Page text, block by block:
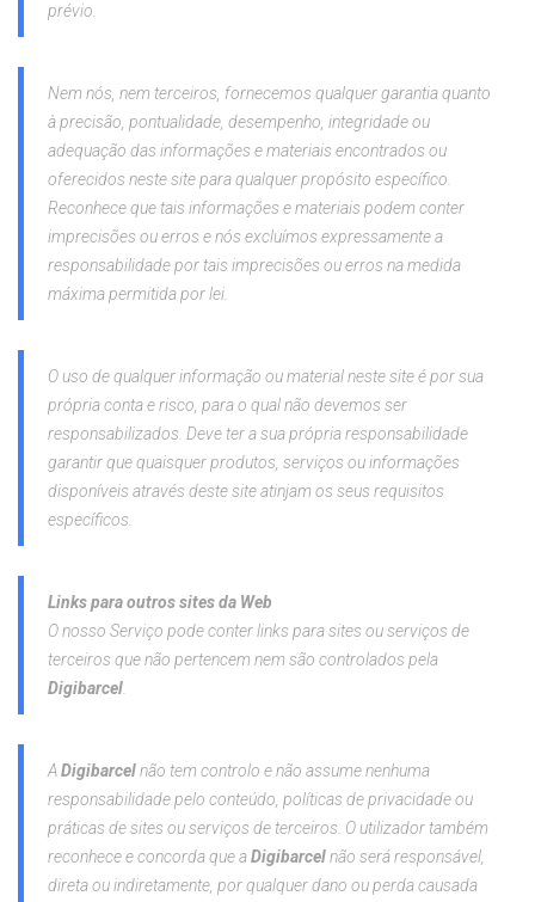
prévio.
Nem nós, nem terceiros, fornecemos qualquer garantia quanto
à precisão, pontualidade, desempenho, integridade ou
adequação das informações e materiais encontrados ou
oferecidos neste site para qualquer propósito específico.
Reconhece que tais informações e materiais podem conter
imprecisões ou erros e nós excluímos expressamente a
responsabilidade por tais imprecisões ou erros na medida
máxima permitida por lei.
O uso de qualquer informação ou material neste site é por sua
própria conta e risco, para o qual não devemos ser
responsabilizados. Deve ter a sua própria responsabilidade
garantir que quaisquer produtos, serviços ou informações
disponíveis através deste site atinjam os seus requisitos
específicos.
Links para outros sites da Web
O nosso Serviço pode conter links para sites ou serviços de
terceiros que não pertencem nem são controlados pela
Digibarcel
ADigibarcelnão tem controlo e não assume nenhuma
responsabilidade pelo conteúdo, políticas de privacidade ou
práticas de sites ou serviços de terceiros. O utilizador também
reconhece e concorda que aDigibarcelnão será responsável,
direta ou indiretamente, por qualquer dano ou perda causada